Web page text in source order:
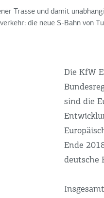
Trasse und damit
die neue S-Bahn von
Die KfW
sind die
Ende
deutsche